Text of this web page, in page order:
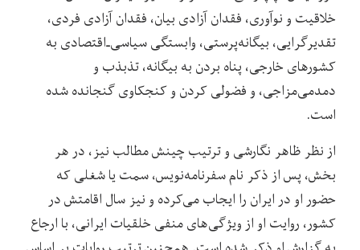
خلاقیت و نوآوری، فقدان آزادی بیان، فقدان آزادی فردی،
تقدیرگرایی، بیگانه‌پرستی، وابستگی سیاسی‌ـ‌اقتصادی به
کشورهای خارجی، پناه بردن به بیگانه، تذبذب و
دمدمی‌مزاجی، و فضولی کردن و کنجکاوی گنجانده شده
است.
از نظر ظاهر نگارشی و ترتیب چینش مطالب نیز، در هر
بخش، پس از ذکر نام سفرنامه‌نویس، سمت یا شغلی که
حضور او در ایران را ایجاب می‌کرده و نیز سال اقامتش در
کشور، روایت او از ویژگی‌های منفی خلقیات ایرانی، با ارجاع